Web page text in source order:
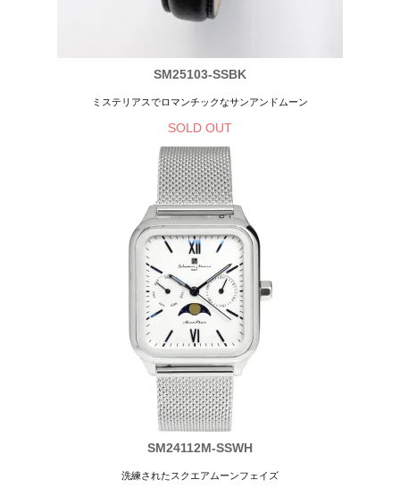
SM25103-SSBK
ミステリアスでロマンチックなサンアンドムーン
SOLD OUT
SM24112M-SSWH
洗練されたスクエアムーンフェイズ